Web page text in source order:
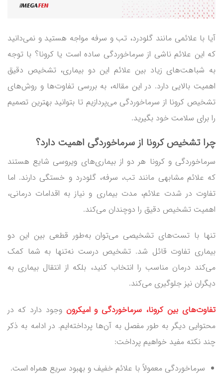
آیا با علائمی مانند گلودرد، تب و سرفه مواجه هستید و نمی‌دانید
که این علائم ناشی از سرماخوردگی ساده است یا کرونا؟ با توجه
به شباهت‌های زیاد بین علائم این دو بیماری، تشخیص دقیق
اهمیت بالایی دارد. در این مقاله، به بررسی تفاوت‌ها و روش‌های
تشخیص کرونا از سرماخوردگی می‌پردازیم تا بتوانید بهترین تصمیم
را برای سلامت خود بگیرید.
چراتشخیصکرونا از سرماخوردگی اهمیت دارد؟
سرماخوردگی و کرونا هر دو از بیماری‌های ویروسی شایع هستند
که علائم مشابهی مانند تب، سرفه، گلودرد و خستگی دارند. اما
تفاوت در شدت علائم، مدت بیماری و نیاز به اقدامات درمانی،
اهمیت تشخیص دقیق را دوچندان می‌کند.
تنها با تست‌های تشخیصی می‌توان به‌طور قطعی بین این دو
بیماری تفاوت قائل شد. تشخیص درست نه‌تنها به شما کمک
می‌کند درمان مناسب را انتخاب کنید، بلکه از انتقال بیماری به
دیگران نیز جلوگیری می‌کند.
تفاوت
وجود دارد که در
محتوایی دیگر به طور مفصل به آن‌ها پرداخته‌ایم. در ادامه به ذکر
چند نکته مفید خواهیم پرداخت:
سرماخوردگی معمولاً با علائم خفیف و بهبود سریع همراه است.